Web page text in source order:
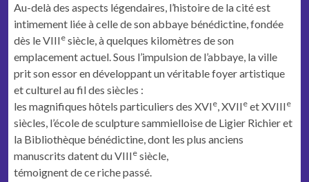
Au-delà des aspects légendaires, l’histoire de la cité est
intimement liée à celle de son abbaye bénédictine, fondée
dès le VIIIe siècle, à quelques kilomètres de son
emplacement actuel. Sous l’impulsion de l’abbaye, la ville
prit son essor en développant un véritable foyer artistique
et culturel au fil des siècles :
les magnifiques hôtels particuliers des XVIe, XVIIe et XVIIIe
siècles, l’école de sculpture sammielloise de Ligier Richier et
la Bibliothèque bénédictine, dont les plus anciens
manuscrits datent du VIIIe siècle,
témoignent de ce riche passé.